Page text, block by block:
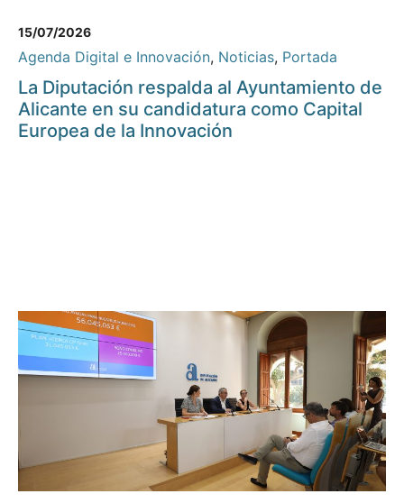
15/07/2026
Agenda Digital e Innovación, Noticias, Portada
La Diputación respalda al Ayuntamiento de
Alicante en su candidatura como Capital
Europea de la Innovación